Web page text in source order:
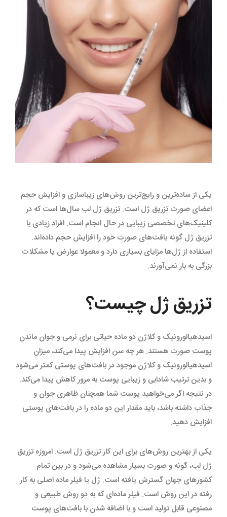
یکی از ساده‌ترین و رایج‌ترین روش‌های زیبا‌سازی و افزایش حجم
اعضای صورت تزریق ژل است. تزریق ژل لب سال‌ها است که در
کلینیک‌های تخصصی زیبایی در حال انجام است. افراد زیادی با
تزریق ژل گونه بافت‌های صورت خود را افزایش حجم داده‌اند.
استفاده از ژل‌ها مزایای بسیاری دارد و معمولا عوارض یا مشکلات
بزرگی به بار نمی‌آورند.
تزریق ژل چیست؟
اسیدهیالورونیک و کلاژن دو ماده حیاتی برای نرمی و جوان ماندن
پوست صورت هستند. هر چه سن افزایش پیدا می‌کند، میزان
اسیدهیالورونیک و کلاژن موجود در بافت‌های پوستی کمتر می‌شود
و بدین ترتیب شادابی و زیبایی پوست به مرور کاهش پیدا می‌کند.
در نتیجه اگر می‌خواهید پوست شما همچنان ظاهری جوان و
جذاب داشته باشد، باید مقدار این دو ماده را در بافت‌های پوستی
افزایش دهید.
یکی از بهترین روش‌های برای این کار تزریق ژل است. امروزه تزریق
ژل لب، گونه و صورت بسیار مشاهده می‌شود و در بین تمام
کشورهای جهان گسترش یافته است. ژل یا فیلر ماده اصلی به کار
رفته در این روش است. فیلر ماده‌ای که به دو روش طبیعی و
مصنوعی قابل تولید است و با اضافه شدن با بافت‌های پوست